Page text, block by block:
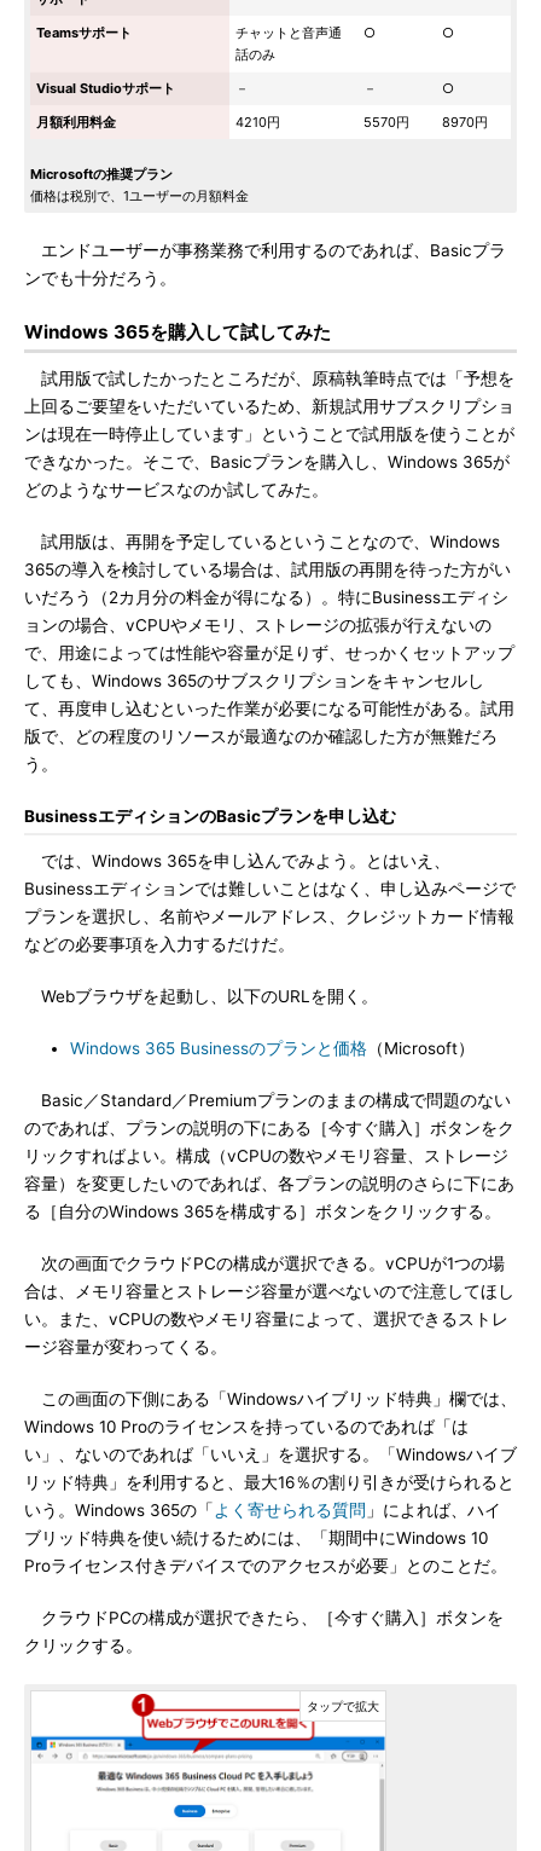
Teamsサポート
チャットと音声通
話のみ
○ ○
Visual Studioサポート － －
○
月額利用料金
4210円 5570円 8970円
Microsoftの推奨プラン
価格は税別で、1ユーザーの月額料金
エンドユーザーが事務業務で利用するのであれば、Basicプラ
ンでも十分だろう。
Windows 365を購入して試してみた
試用版で試したかったところだが、原稿執筆時点では「予想を
上回るご要望をいただいているため、新規試用サブスクリプショ
ンは現在一時停止しています」ということで試用版を使うことが
できなかった。そこで、Basicプランを購入し、Windows 365が
どのようなサービスなのか試してみた。
試用版は、再開を予定しているということなので、Windows
365の導入を検討している場合は、試用版の再開を待った方がい
いだろう（2カ月分の料金が得になる）。特にBusinessエディシ
ョンの場合、vCPUやメモリ、ストレージの拡張が行えないの
で、用途によっては性能や容量が足りず、せっかくセットアップ
しても、Windows 365のサブスクリプションをキャンセルし
て、再度申し込むといった作業が必要になる可能性がある。試用
版で、どの程度のリソースが最適なのか確認した方が無難だろ
う。
BusinessエディションのBasicプランを申し込む
では、Windows 365を申し込んでみよう。とはいえ、
Businessエディションでは難しいことはなく、申し込みページで
プランを選択し、名前やメールアドレス、クレジットカード情報
などの必要事項を入力するだけだ。
Webブラウザを起動し、以下のURLを開く。
Windows 365 Businessのプランと価格 （Microsoft）
Basic／Standard／Premiumプランのままの構成で問題のない
のであれば、プランの説明の下にある［今すぐ購入］ボタンをク
リックすればよい。構成（vCPUの数やメモリ容量、ストレージ
容量）を変更したいのであれば、各プランの説明のさらに下にあ
る［自分のWindows 365を構成する］ボタンをクリックする。
次の画面でクラウドPCの構成が選択できる。vCPUが1つの場
合は、メモリ容量とストレージ容量が選べないので注意してほし
い。また、vCPUの数やメモリ容量によって、選択できるストレ
ージ容量が変わってくる。
この画面の下側にある「Windowsハイブリッド特典」欄では、
Windows 10 Proのライセンスを持っているのであれば「は
い」、ないのであれば「いいえ」を選択する。「Windowsハイブ
リッド特典」を利用すると、最大16％の割り引きが受けられると
いう。Windows 365の「 よく寄せられる質問 」によれば、ハイ
ブリッド特典を使い続けるためには、「期間中にWindows 10
Proライセンス付きデバイスでのアクセスが必要」とのことだ。
クラウドPCの構成が選択できたら、［今すぐ購入］ボタンを
クリックする。